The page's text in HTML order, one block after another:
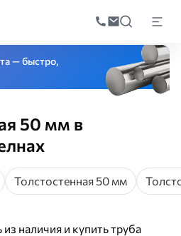
по
Труба бесшовнаяТруба
— быстро,
50 мм в
Толстостенная 50 мм
наличия и купить труба